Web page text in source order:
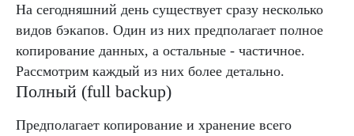
На сегодняшний день существует сразу несколько
видов бэкапов. Один из них предполагает полное
копирование данных, а остальные - частичное.
Рассмотрим каждый из них более детально.
Полный (full backup)
Предполагает копирование и хранение всего